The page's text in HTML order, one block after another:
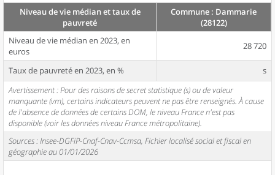
Niveau de vie médian et taux de
pauvreté
Commune : Dammarie
(28122)
Niveau de vie médian en 2023, en
euros
28 720
Taux de pauvreté en 2023, en %
s
Avertissement : Pour des raisons de secret statistique (s) ou de valeur
manquante (vm), certains indicateurs peuvent ne pas être renseignés. À cause
de l'absence de données de certains DOM, le niveau France n'est pas
disponible (voir les données niveau France métropolitaine).
Sources : Insee-DGFiP-Cnaf-Cnav-Ccmsa, Fichier localisé social et fiscal en
géographie au 01/01/2026